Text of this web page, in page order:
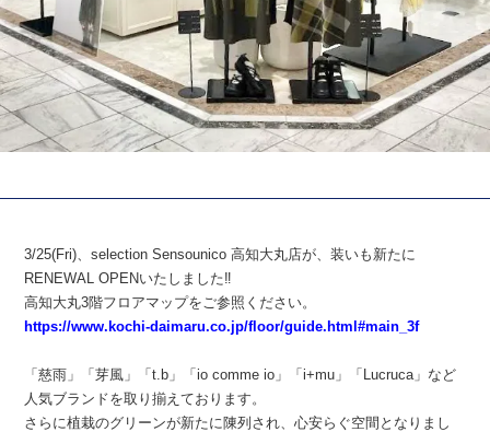
3/25(Fri) 、selection Sensounico高知大丸店が、装いも新たに
RENEWAL OPENいたしました‼︎
高知大丸3階フロアマップをご参照ください。
https://www.kochi-daimaru.co.jp/floor/guide.html#main_3f
「慈雨」「芽風」「t.b 」「io comme io 」「i+mu 」「Lucruca 」など
人気ブランドを取り揃えております。
さらに植栽のグリーンが新たに陳列され、心安らぐ空間となりまし